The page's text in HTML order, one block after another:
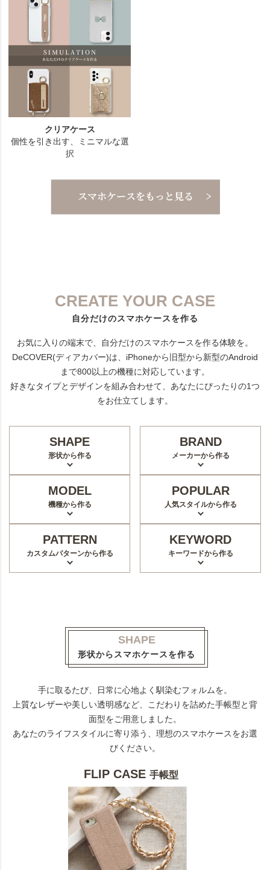
CREATE YOUR CASE
自分だけのスマホケースを作る
お気に入りの端末で、自分だけのスマホケースを作る体験を。
DeCOVER(ディアカバー)は、iPhoneから旧型から新型のAndroid
まで800以上の機種に対応しています。
好きなタイプとデザインを組み合わせて、あなたにぴったりの1つ
をお仕立てします。
SHAPE
形状から作る
BRAND
メーカーから作る
MODEL
機種から作る
POPULAR
人気スタイルから作る
PATTERN
カスタムパターンから作る
KEYWORD
キーワードから作る
SHAPE
形状からスマホケースを作る
手に取るたび、日常に心地よく馴染むフォルムを。
上質なレザーや美しい透明感など、こだわりを詰めた手帳型と背
面型をご用意しました。
あなたのライフスタイルに寄り添う、理想のスマホケースをお選
びください。
FLIP CASE手帳型